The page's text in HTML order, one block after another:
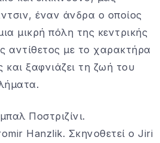
έναν άνδρα ο οποίος
μικρή πόλη της κεντρικής
αντίθετος με το χαρακτήρα
και ξαφνιάζει τη ζωή του
Ποστριζίνι.
Hanzlik. Σκηνοθετεί ο Jiri